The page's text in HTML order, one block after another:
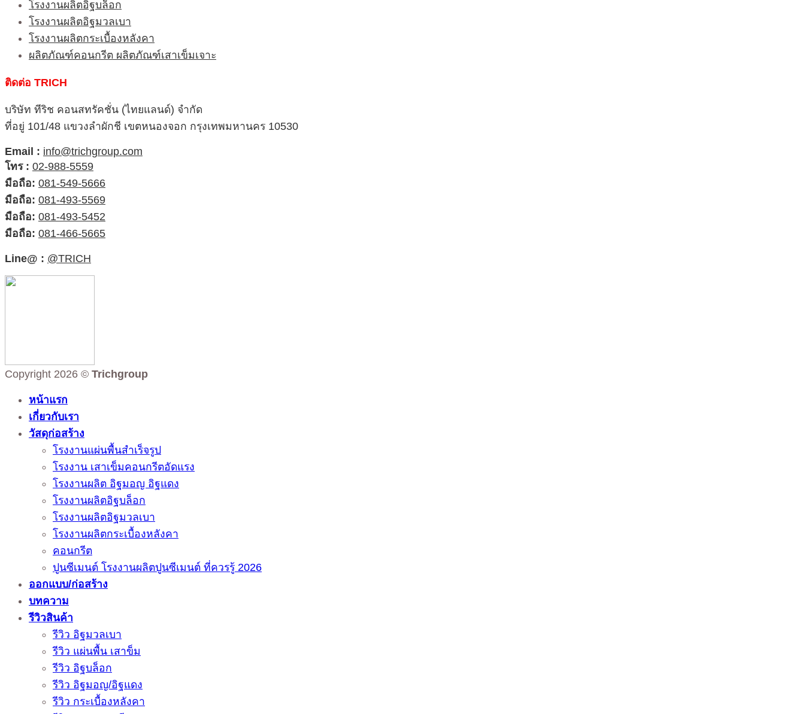
โรงงานผลิตอิฐบล็อก
โรงงานผลิตอิฐมวลเบา
โรงงานผลิตกระเบื้องหลังคา
ผลิตภัณฑ์คอนกรีต ผลิตภัณฑ์เสาเข็มเจาะ
ติดต่อ TRICH
บริษัท ทีริช คอนสทรัคชั่น (ไทยแลนด์) จำกัด
ที่อยู่ 101/48 แขวงลำผักชี เขตหนองจอก กรุงเทพมหานคร 10530
Email : info@trichgroup.com
โทร : 02-988-5559
มือถือ: 081-549-5666
มือถือ: 081-493-5569
มือถือ: 081-493-5452
มือถือ: 081-466-5665
Line@ : @TRICH
Copyright 2026 © Trichgroup
หน้าแรก
เกี่ยวกับเรา
วัสดุก่อสร้าง
โรงงานแผ่นพื้นสำเร็จรูป
โรงงาน เสาเข็มคอนกรีตอัดแรง
โรงงานผลิต อิฐมอญ อิฐแดง
โรงงานผลิตอิฐบล็อก
โรงงานผลิตอิฐมวลเบา
โรงงานผลิตกระเบื้องหลังคา
คอนกรีต
ปูนซีเมนต์ โรงงานผลิตปูนซีเมนต์ ที่ควรรู้ 2026
ออกแบบ/ก่อสร้าง
บทความ
รีวิวสินค้า
รีวิว อิฐมวลเบา
รีวิว แผ่นพื้น เสาข็ม
รีวิว อิฐบล็อก
รีวิว อิฐมอญ/อิฐแดง
รีวิว กระเบื้องหลังคา